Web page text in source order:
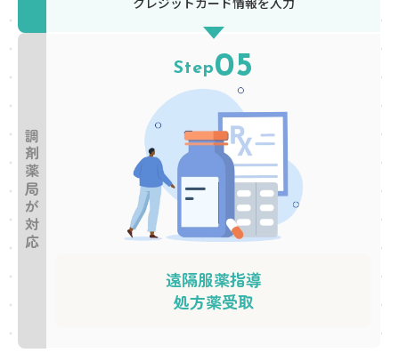
調剤薬局が対応
Step05
遠隔服薬指導
処方薬受取